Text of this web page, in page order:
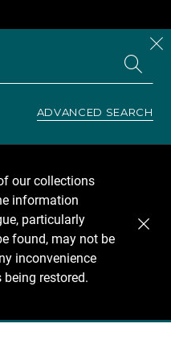
ADVANCED SEARCH
our collections
information
particularly
found, may not be
inconvenience
restored.